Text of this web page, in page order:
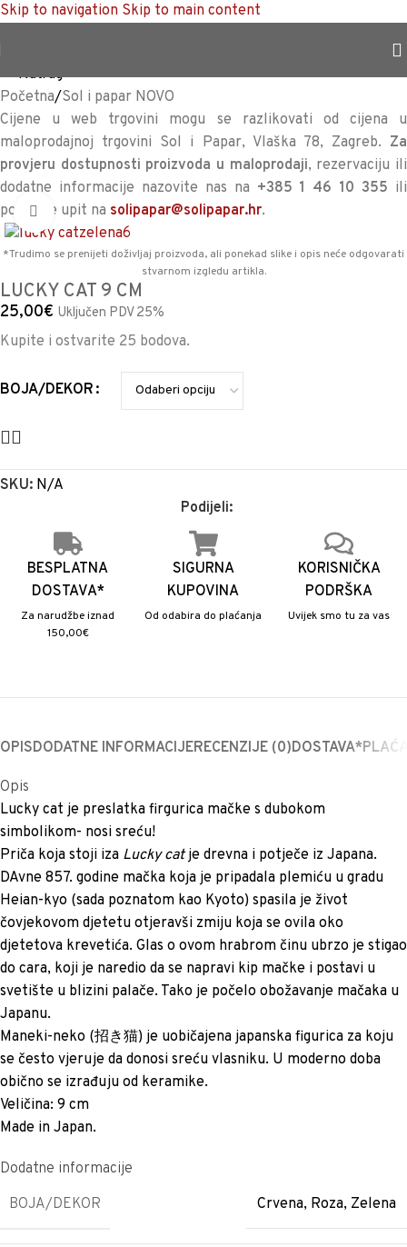
Skip to navigation Skip to main content
<<Natrag
Početna/Sol i papar NOVO
Cijene u web trgovini mogu se razlikovati od cijena u
maloprodajnoj trgovini Sol i Papar, Vlaška 78, Zagreb. Za
provjeru dostupnosti proizvoda u maloprodaji, rezervaciju ili
dodatne informacije nazovite nas na +385 1 46 10 355 ili
pošaljite upit na solipapar@solipapar.hr.
Povećaj sliku
*Trudimo se prenijeti doživljaj proizvoda, ali ponekad slike i opis neće odgovarati
stvarnom izgledu artikla.
LUCKY CAT 9 CM
25,00€ Uključen PDV 25%
Kupite i ostvarite 25 bodova.
BOJA/DEKOR
SKU: N/A
Podijeli:
BESPLATNA
DOSTAVA*
Za narudžbe iznad
150,00€
SIGURNA
KUPOVINA
Od odabira do plaćanja
KORISNIČKA
PODRŠKA
Uvijek smo tu za vas
OPISDODATNE INFORMACIJERECENZIJE (0)DOSTAVA*
Opis
Lucky cat je preslatka firgurica mačke s dubokom
simbolikom- nosi sreću!
Priča koja stoji iza Lucky catje drevna i potječe iz Japana.
DAvne 857. godine mačka koja je pripadala plemiću u gradu
Heian-kyo (sada poznatom kao Kyoto) spasila je život
čovjekovom djetetu otjeravši zmiju koja se ovila oko
djetetova krevetića. Glas o ovom hrabrom činu ubrzo je stigao
do cara, koji je naredio da se napravi kip mačke i postavi u
svetište u blizini palače. Tako je počelo obožavanje mačaka u
Japanu.
Maneki-neko (招き猫) je uobičajena japanska figurica za koju
se često vjeruje da donosi sreću vlasniku. U moderno doba
obično se izrađuju od keramike.
Veličina: 9 cm
Made in Japan.
Dodatne informacije
BOJA/DEKOR
Crvena, Roza, Zelena